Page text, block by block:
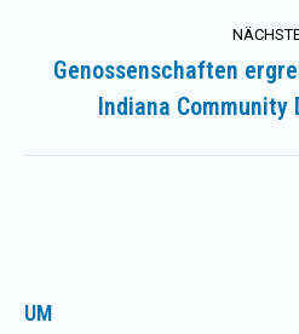
Genossenschaften
Indiana Community
UM